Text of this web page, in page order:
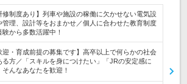
修制度あり】列車や施設の稼働に欠かせない電気設
管理、設計等をおまかせ／個人に合わせた教育制度
験から多数活躍中！
迎・育成前提の募集です】高卒以上で何らかの社会
る方／「スキルを身につけたい」「JRの安定感に
んなあなたを歓迎！